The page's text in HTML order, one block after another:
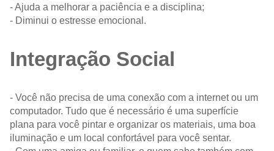
- Ajuda a melhorar a paciência e a disciplina;
- Diminui o estresse emocional.
Integração Social
- Você não precisa de uma conexão com a internet ou um
computador. Tudo que é necessário é uma superfície
plana para você pintar e organizar os materiais, uma boa
iluminação e um local confortável para você sentar.